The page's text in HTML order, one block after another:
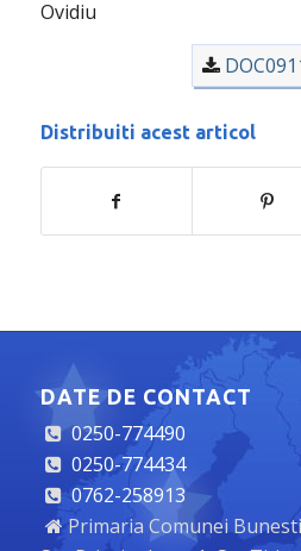
Ovidiu
Distribuiti acest articol
DATE DE CONTACT
0250-774490
0250-774434
0762-258913
Primaria Comunei